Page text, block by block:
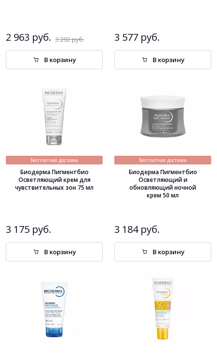
2 963 руб. 3 292 руб.
В корзину
3 577 руб.
В корзину
Бесплатная доставка
Биодерма Пигментбио
Осветляющий крем для
чувствительных зон 75 мл
3 175 руб.
В корзину
Бесплатная доставка
Биодерма Пигментбио
Осветляющий и
обновляющий ночной
крем 50 мл
3 184 руб.
В корзину